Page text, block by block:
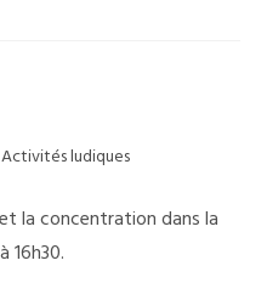
Activités ludiques
la concentration dans la
16h30.